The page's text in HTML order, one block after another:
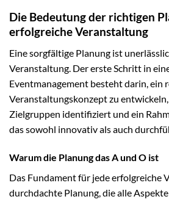
Die Bedeutung der richtigen
erfolgreiche Veranstaltung
Eine sorgfältige Planung ist
Veranstaltung. Der erste Schritt in
Eventmanagement besteht darin, ein
Veranstaltungskonzept zu
Zielgruppen identifiziert und ein
das sowohl innovativ als auch
Warum die Planung das A und O ist
Das Fundament für jede erfolgreiche
durchdachte Planung, die alle